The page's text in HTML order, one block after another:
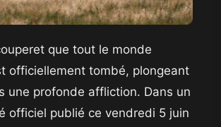
que tout le monde
officiellement tombé, plongeant
une profonde affliction. Dans un
officiel publié ce vendredi 5 juin